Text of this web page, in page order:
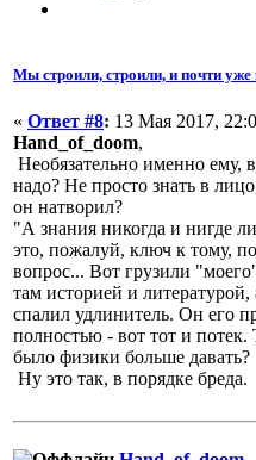
Мы строили, строили, и почти уже
« Ответ #8: 13 Мая 2017,
Hand_of_doom,
Необязательно именно ему,
надо? Не просто знать в
он натворил?
"А знания никогда и нигде
это, пожалуй, ключ к тому,
вопрос... Вот грузили
там историей и литературой,
спалил удлинитель. Он его
полностью - вот тот и
было физики больше давать?
Ну это так, в порядке бреда.